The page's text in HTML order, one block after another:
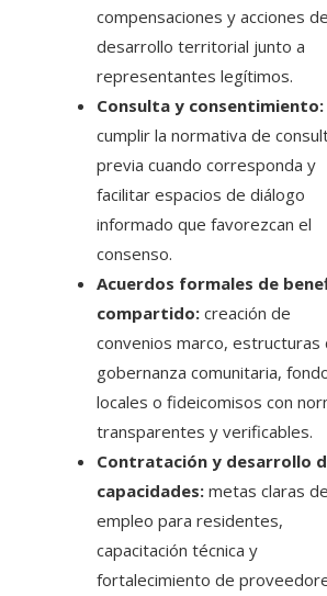
compensaciones y acciones de
desarrollo territorial junto a
representantes legítimos.
Consulta y consentimiento:
cumplir la normativa de
previa cuando corresponda y
facilitar espacios de diálogo
informado que favorezcan el
consenso.
Acuerdos formales de
compartido: creación de
convenios marco, estructuras
gobernanza comunitaria,
locales o fideicomisos con
transparentes y verificables.
Contratación y desarrollo
capacidades: metas claras de
empleo para residentes,
capacitación técnica y
fortalecimiento de